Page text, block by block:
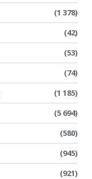
(1 378)
(42)
(53)
(74)
(1 185)
(5 694)
(580)
(945)
(921)